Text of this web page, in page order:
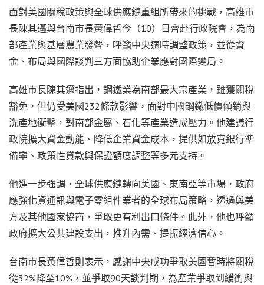
面對美國關稅政策與全球供應鏈重組所帶來的挑戰，高雄市
長陳其邁與台南市長黃偉哲今（10）日齊赴行政院會，為南
部產業與基層農業發聲，呼籲中央適時調整政策，並從資
金、布局與國際談判三方面協助企業應對國際變局。
高雄市長陳其邁指出，鋼鐵業為南部最大宗產業，雖獲關稅
豁免，但仍受美國232條款影響，面對中國鋼鐵低價傾銷與
洗產地衝擊，對南部金屬、石化等產業造成壓力。他建議行
政院擴大資金動能、降低企業資金成本，提供如放寬銀行準
備率、政策性貸款與保證額度調整等多元支持。
他進一步強調，全球供應鏈轉向美國、東南亞等市場，政府
應強化資通訊與電子零組件業者的全球布局策略，透過與美
方及其他國家協商，爭取更有利出口條件。此外，他也呼籲
政府擴大公共建設支出，推升內需、提振經濟信心。
台南市長黃偉哲則表示，感謝中央成功爭取美國暫時將關稅
從32%降至10%，並爭取90天談判期，為產業爭取到緩衝與